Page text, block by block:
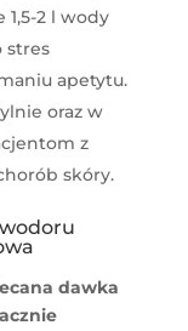
1,5-2 l wody
stres
apetytu​​.
oraz w
z
skóry​​.
dawka